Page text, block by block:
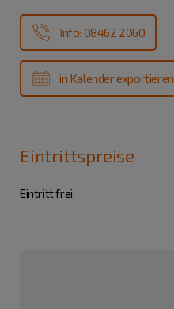
Info: 08462 2060
in Kalender exportieren
Eintrittspreise
Eintritt frei